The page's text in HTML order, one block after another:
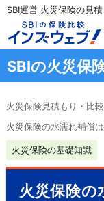
SBI運営 火災保険の見
SBIの火災保
火災保険見積もり・比較
火災保険の水濡れ補償
火災保険の基礎知識
火災保険の